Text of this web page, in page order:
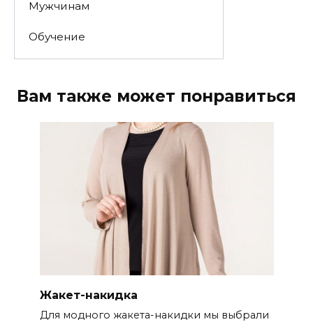
Мужчинам
Обучение
Вам также может понравиться
Жакет-накидка
Для модного жакета-накидки мы выбрали